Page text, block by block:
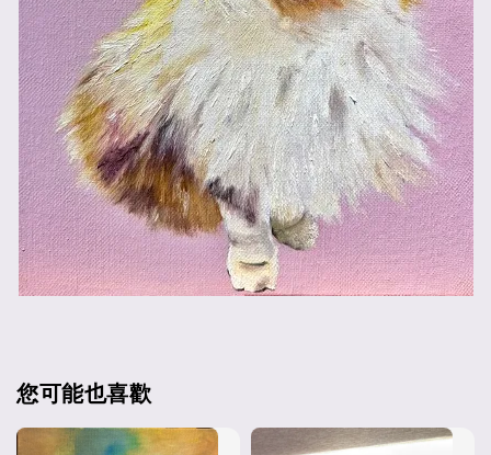
您可能也喜歡